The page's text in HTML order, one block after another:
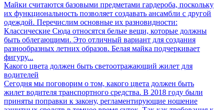
Майки считаются базовыми предметами гардероба, поскольку
их функциональность позволяет создавать ансамбли с другой
одеждой. Перечислим основные их разновидности:
Классические Сюда относятся белые вещи, которые должны
быть облегающими. Это отличный вариант для создания
разнообразных летних образов. Белая майка подчеркивает
фигуру...
Какого цвета должен быть светоотражающий жилет для
водителей
Сегодня мы поговорим о том, какого цвета должен быть
жилет водителя транспортного средства. В 2018 году были
приняты поправки к закону, регламентирующие ношение